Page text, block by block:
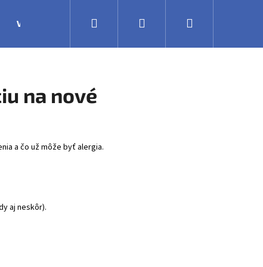
Výroba Obchodné podmienky Veľkoobchodná
Prihlásenie
na nové
a čo už môže byť alergia.
aj neskôr).